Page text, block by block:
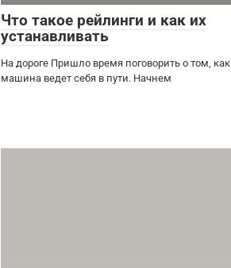
Что такое рейлинги и как их
устанавливать
На дороге Пришло время поговорить о том, как
машина ведет себя в пути. Начнем